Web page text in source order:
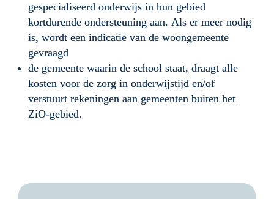
gespecialiseerd onderwijs in hun gebied
kortdurende ondersteuning aan. Als er meer nodig
is, wordt een indicatie van de woongemeente
gevraagd
de gemeente waarin de school staat, draagt alle
kosten voor de zorg in onderwijstijd en/of
verstuurt rekeningen aan gemeenten buiten het
ZiO-gebied.